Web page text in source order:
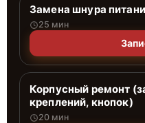
Замена шнура
25 мин
Корпусный ремонт
креплений, кнопок)
20 мин